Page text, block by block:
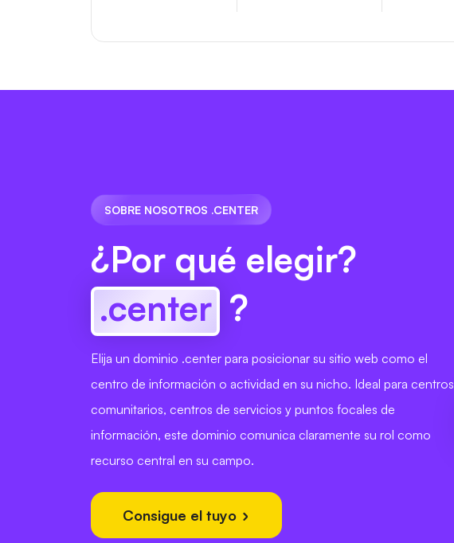
SOBRE NOSOTROS .CENTER
¿Por qué elegir?
.center ?
Elija un dominio .center para posicionar su sitio web como el
centro de información o actividad en su nicho. Ideal para centros
comunitarios, centros de servicios y puntos focales de
información, este dominio comunica claramente su rol como
recurso central en su campo.
Consigue el tuyo